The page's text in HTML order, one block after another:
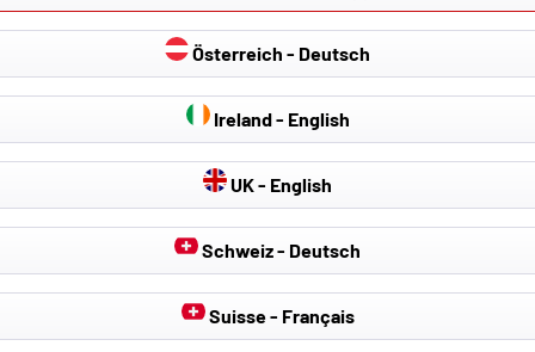
TÉLÉCHARGEMENTS DISPONIBLES
T6 Autobus/Autocar (SGB, SGJ, SHB, 04/2015-08/2024
SGH, SHA, SHH), 04/2015-08/2024
forme/Châssis (SFD, SFE, SFL, SF, 04/2015-08/2024
Österreich - Deutsch
Ireland - English
UK - English
Schweiz - Deutsch
Suisse - Français